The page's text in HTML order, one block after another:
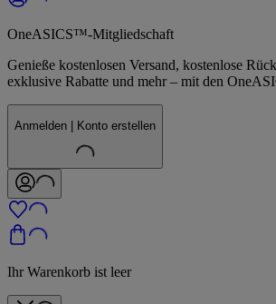
OneASICS™-Mitgliedschaft
Genieße kostenlosen Versand, kostenlose
exklusive Rabatte und mehr – mit den
Anmelden | Konto erstellen
Ihr Warenkorb ist leer